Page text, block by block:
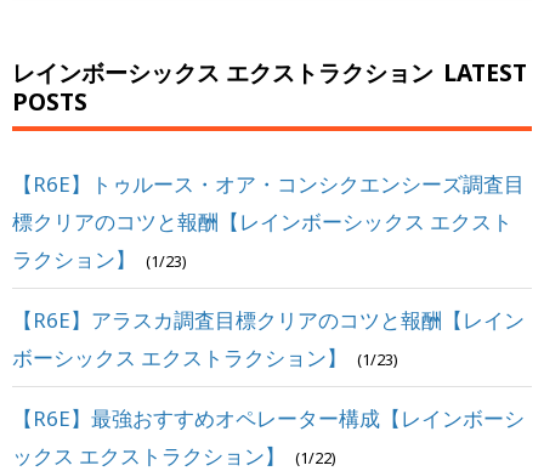
レインボーシックス エクストラクション LATEST
POSTS
【R6E】トゥルース・オア・コンシクエンシーズ調査目
標クリアのコツと報酬【レインボーシックス エクスト
ラクション】
(1/23)
【R6E】アラスカ調査目標クリアのコツと報酬【レイン
ボーシックス エクストラクション】
(1/23)
【R6E】最強おすすめオペレーター構成【レインボーシ
ックス エクストラクション】
(1/22)